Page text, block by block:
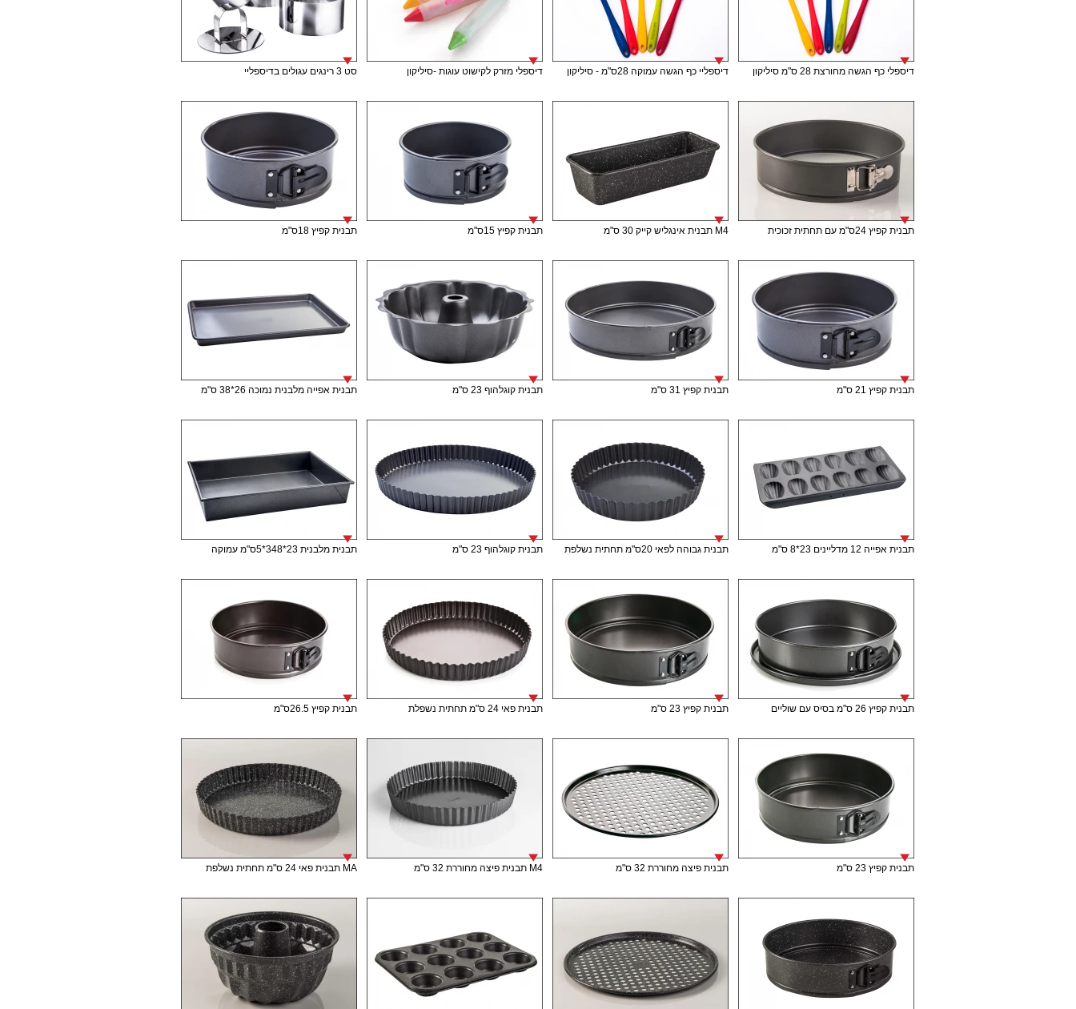
דיספלי כף הגשה מחורצת 28 ס"מ סיליקון דיספליי כף הגשה עמוקה 28ס"מ - סיליקון דיספלי מזרק לקישוט עוגות -סיליקון סט 3 רינגים עגולים בדיספליי
תבנית קפיץ 24ס"מ עם תחתית זכוכית M4 תבנית אינגליש קייק 30 ס"מ תבנית קפיץ 15ס"מ תבנית קפיץ 18ס"מ
תבנית קפיץ 21 ס"מ תבנית קפיץ 31 ס"מ תבנית קוגלהוף 23 ס"מ תבנית אפייה מלבנית נמוכה 26*38 ס"מ
תבנית אפייה 12 מדליינים 23*8 ס"מ תבנית גבוהה לפאי 20ס"מ תחתית נשלפת תבנית קוגלהוף 23 ס"מ תבנית מלבנית 23*348*5ס"מ עמוקה
תבנית קפיץ 26 ס"מ בסיס עם שוליים תבנית קפיץ 23 ס"מ תבנית פאי 24 ס"מ תחתית נשפלת תבנית קפיץ 26.5ס"מ
תבנית קפיץ 23 ס"מ תבנית פיצה מחוררת 32 ס"מ M4 תבנית פיצה מחוררת 32 ס"מ MA תבנית פאי 24 ס"מ תחתית נשלפת